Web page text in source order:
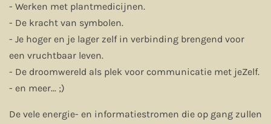
- Werken met plantmedicijnen.
- De kracht van symbolen.
- Je hoger en je lager zelf in verbinding brengend voor
een vruchtbaar leven.
- De droomwereld als plek voor communicatie met jeZelf.
- en meer... ;)
De vele energie- en informatiestromen die op gang zullen